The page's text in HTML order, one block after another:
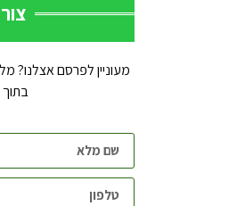
מעוניין לפרסם אצלנו?